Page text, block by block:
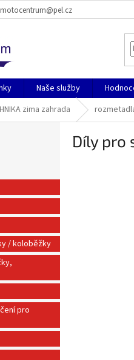
Naše služby
zima zahrada
/ koloběžky
pro
Díly pro